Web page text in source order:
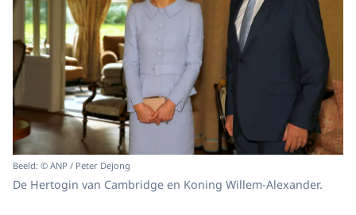
Beeld: © ANP / Peter Dejong
De Hertogin van Cambridge en Koning Willem-Alexander.